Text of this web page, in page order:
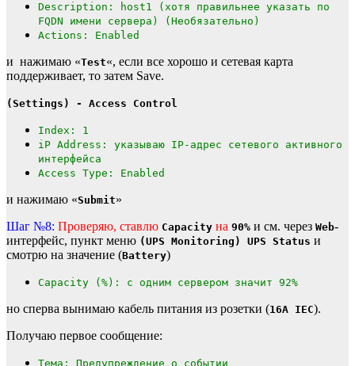
Description: host1 (хотя правильнее указать по
FQDN имени сервера) (Необязательно)
Actions: Enabled
и нажимаю «Test«, если все хорошо и сетевая карта
поддерживает, то затем Save.
(Settings) - Access Control
Index: 1
iP Address: указываю IP-адрес сетевого активного
интерфейса
Access Type: Enabled
и нажимаю «Submit»
Шаг №8: Проверяю, ставлю Capacity на 90% и см. через Web-
интерфейс, пункт меню (UPS Monitoring) UPS Status и
смотрю на значение (Battery)
Capacity (%): с одним сервером значит 92%
но сперва вынимаю кабель питания из розетки (16A IEC).
Получаю первое сообщение:
Тема: Предупреждение о событии